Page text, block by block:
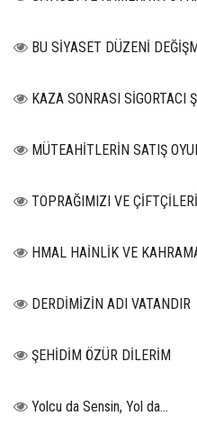
BU SİYASET DÜZENİ
KAZA SONRASI SİGORTACI
MÜTEAHİTLERİN SATIŞ
TOPRAĞIMIZI VE
HMAL HAİNLİK VE
DERDİMİZİN ADI VATANDIR
ŞEHİDİM ÖZÜR DİLERİM
Yolcu da Sensin, Yol da...